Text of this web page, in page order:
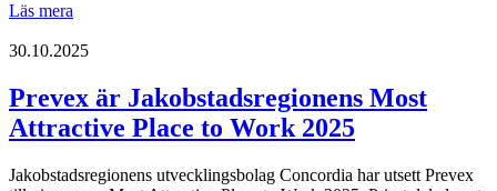
Läs mera
exportregion
i
framtiden
30.10.2025
Prevex är Jakobstadsregionens Most
Attractive Place to Work 2025
Jakobstadsregionens utvecklingsbolag Concordia har utsett Prevex